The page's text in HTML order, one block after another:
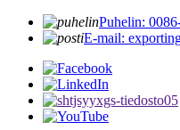
Puhelin:
E-mail: